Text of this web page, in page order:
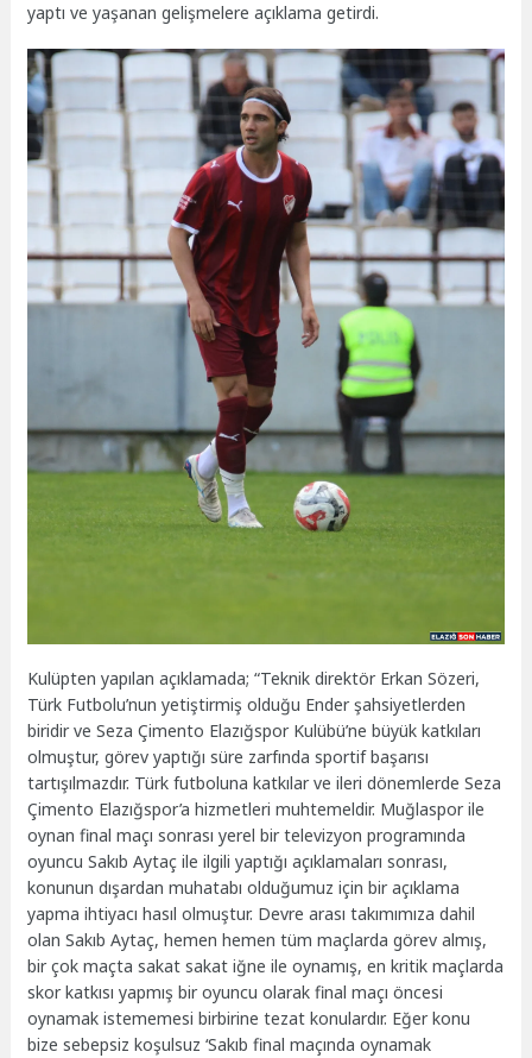
yaptı ve yaşanan gelişmelere açıklama getirdi.
Kulüpten yapılan açıklamada; “Teknik direktör Erkan Sözeri,
Türk Futbolu’nun yetiştirmiş olduğu Ender şahsiyetlerden
biridir ve Seza Çimento Elazığspor Kulübü’ne büyük katkıları
olmuştur, görev yaptığı süre zarfında sportif başarısı
tartışılmazdır. Türk futboluna katkılar ve ileri dönemlerde Seza
Çimento Elazığspor’a hizmetleri muhtemeldir. Muğlaspor ile
oynan final maçı sonrası yerel bir televizyon programında
oyuncu Sakıb Aytaç ile ilgili yaptığı açıklamaları sonrası,
konunun dışardan muhatabı olduğumuz için bir açıklama
yapma ihtiyacı hasıl olmuştur. Devre arası takımımıza dahil
olan Sakıb Aytaç, hemen hemen tüm maçlarda görev almış,
bir çok maçta sakat sakat iğne ile oynamış, en kritik maçlarda
skor katkısı yapmış bir oyuncu olarak final maçı öncesi
oynamak istememesi birbirine tezat konulardır. Eğer konu
bize sebepsiz koşulsuz ‘Sakıb final maçında oynamak